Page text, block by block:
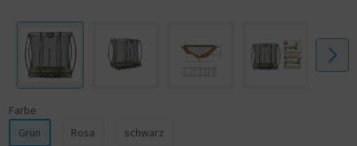
Farbe
Grün
Rosa schwarz